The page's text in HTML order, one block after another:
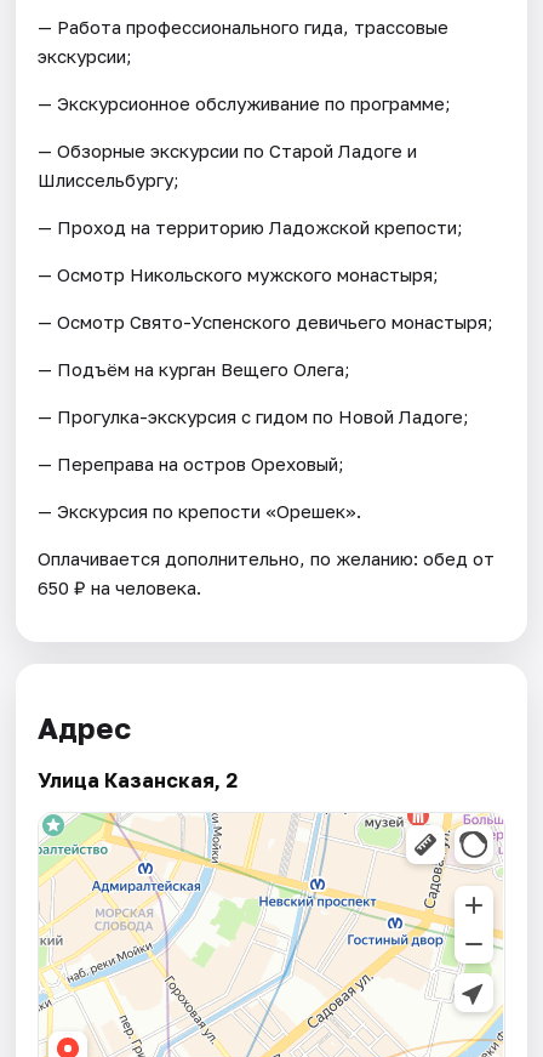
— Работа профессионального гида, трассовые
экскурсии;
— Экскурсионное обслуживание по программе;
— Обзорные экскурсии по Старой Ладоге и
Шлиссельбургу;
— Проход на территорию Ладожской крепости;
— Осмотр Никольского мужского монастыря;
— Осмотр Свято-Успенского девичьего монастыря;
— Подъём на курган Вещего Олега;
— Прогулка-экскурсия с гидом по Новой Ладоге;
— Переправа на остров Ореховый;
— Экскурсия по крепости «Орешек».
Оплачивается дополнительно, по желанию: обед от
650 ₽ на человека.
Адрес
Улица Казанская, 2